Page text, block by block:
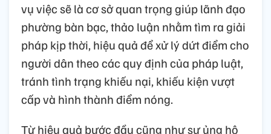
vụ việc sẽ là cơ sở quan trọng giúp lãnh đạo
phường bàn bạc, thảo luận nhằm tìm ra giải
pháp kịp thời, hiệu quả để xử lý dứt điểm cho
người dân theo các quy định của pháp luật,
tránh tình trạng khiếu nại, khiếu kiện vượt
cấp và hình thành điểm nóng.
Từ hiệu quả bước đầu cũng như sự ủng hộ